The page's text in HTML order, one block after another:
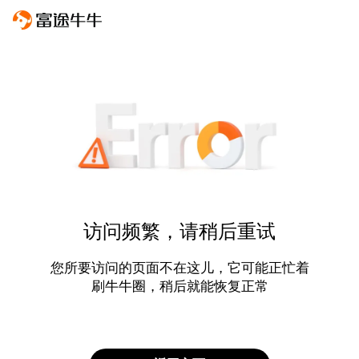
访问频繁，请稍后重试
您所要访问的页面不在这儿，它可能正忙着
刷牛牛圈，稍后就能恢复正常